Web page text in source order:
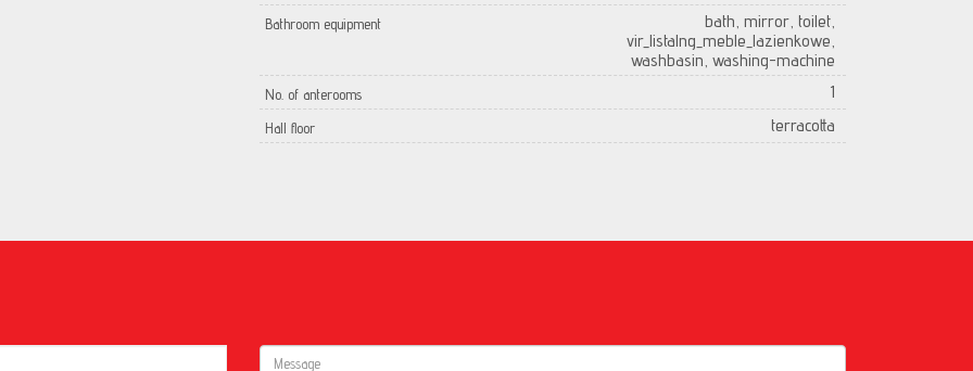
Bathroom equipment
bath, mirror, toilet,
vir_listalng_meble_lazienkowe,
washbasin, washing-machine
No. of anterooms 1
Hall floor terracotta